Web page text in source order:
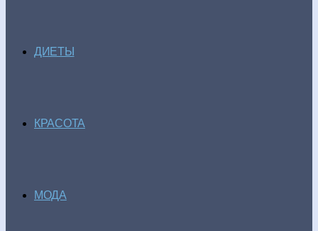
ДИЕТЫ
КРАСОТА
МОДА